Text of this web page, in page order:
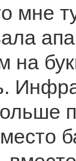
мне
на